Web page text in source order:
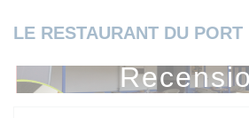
LE RESTAURANT DU PORT